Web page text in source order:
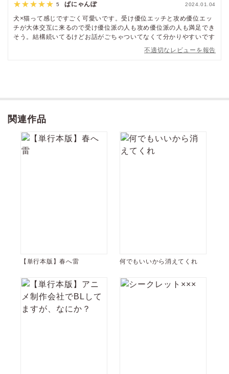
5 ぱにゃんぽ 2024.01.04
犬×猫って感じですごく可愛いです。受け優位エッチと攻め優位エッ
チが大体交互に来るので受け優位派の人も攻め優位派の人も満足でき
そう。結構続いてるけどお話がごちゃついてなくて分かりやすいです
不適切なレビューを報告
関連作品
【単行本版】春へ雷 何でもいいから消えてくれ